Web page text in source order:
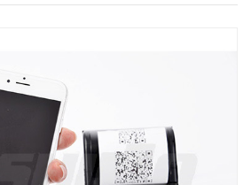
sistemas POS com impressoras permite